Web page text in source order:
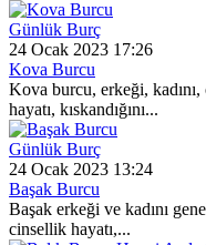
Günlük Burç
24 Ocak 2023 17:26
Kova Burcu
Kova burcu, erkeği,
hayatı, kıskandığını...
Günlük Burç
24 Ocak 2023 13:24
Başak Burcu
Başak erkeği ve kadını
cinsellik hayatı,...